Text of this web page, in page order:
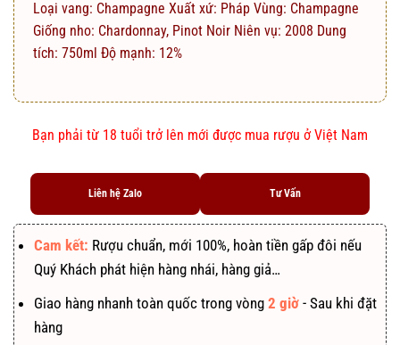
Loại vang: Champagne Xuất xứ: Pháp Vùng: Champagne
Giống nho: Chardonnay, Pinot Noir Niên vụ: 2008 Dung
tích: 750ml Độ mạnh: 12%
Bạn phải từ 18 tuổi trở lên mới được mua rượu ở Việt Nam
Liên hệ Zalo Tư Vấn
Cam kết: Rượu chuẩn, mới 100%, hoàn tiền gấp đôi nếu
Quý Khách phát hiện hàng nhái, hàng giả…
Giao hàng nhanh toàn quốc trong vòng2 giờ - Sau khi đặt
hàng